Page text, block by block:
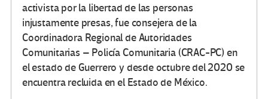
activista por la libertad de las personas
injustamente presas, fue consejera de la
Coordinadora Regional de Autoridades
Comunitarias – Policía Comunitaria (CRAC-PC) en
el estado de Guerrero y desde octubre del 2020 se
encuentra recluida en el Estado de México.